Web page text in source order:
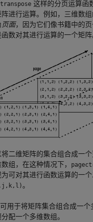
这样的分页运算函
进行运算。例如，三维数
页面，因为它们像书籍中的
数对其进行运算的一个矩阵
二维矩阵的集合组合成一
组，在这种情况下，
可对其进行函数运算的一
。
用于将矩阵集合组合成一
配一个多维数组。